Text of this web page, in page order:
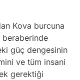
Kova burcuna
güç dengesinin
ve tüm insani
gerektiği